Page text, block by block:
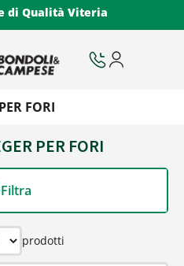
di Qualità Viteria
FORI
PER FORI
Filtra
prodotti